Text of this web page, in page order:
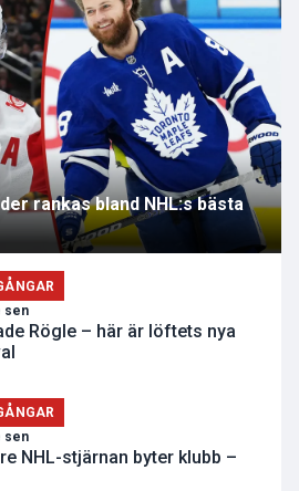
rankas bland NHL:s bästa
sen
Rögle – här är löftets nya
sen
NHL-stjärnan byter klubb –